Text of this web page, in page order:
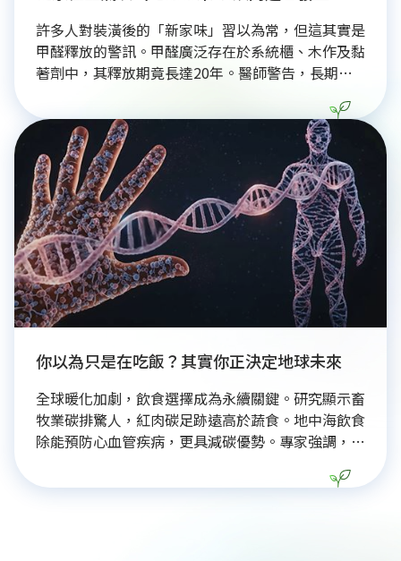
許多人對裝潢後的「新家味」習以為常，但這其實是
甲醛釋放的警訊。甲醛廣泛存在於系統櫃、木作及黏
著劑中，其釋放期竟長達20年。醫師警告，長期暴
表毒素消失。此外，甲醛問題更延伸至環境永續，從
建材生產到室內排放，皆會污染空氣與水資源。守護
居家健康與地球環境，應從重視室內空污與選擇環保
建材開始，避免身體與環境持續透支。
你以為只是在吃飯？其實你正決定地球未來
全球暖化加劇，飲食選擇成為永續關鍵。研究顯示畜
牧業碳排驚人，紅肉碳足跡遠高於蔬食。地中海飲食
除能預防心血管疾病，更具減碳優勢。專家強調，永
「台灣版地中海飲食」，利用市場平價食材打造健康